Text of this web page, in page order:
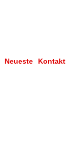
Neueste Kontakt